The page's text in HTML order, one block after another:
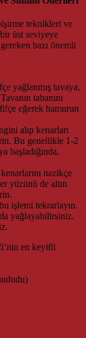
teknikleri ve
üst seviyeye
bazı önemli
yağlanmış tavaya,
tabanını
eğerek hamurun
alıp kenarları
Bu genellikle 1-2
başladığında,
nazikçe
yüzünü de altın
işlemi tekrarlayın.
yağlayabilirsiniz.
en keyifli